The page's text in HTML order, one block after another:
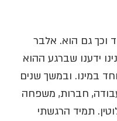
וכך גם הוא. אלבר
ידענו שברגע ההוא
במינו. ובמשך שנים
חברות, משפחה
תמיד הרגשתי